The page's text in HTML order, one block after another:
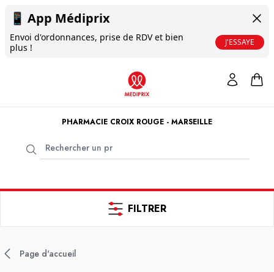
📱 App Médiprix
Envoi d'ordonnances, prise de RDV et bien
plus !
J'ESSAYE
PHARMACIE CROIX ROUGE - MARSEILLE
FILTRER
Page d'accueil